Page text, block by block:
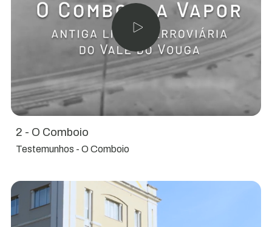
2 - O Comboio
Testemunhos - O Comboio